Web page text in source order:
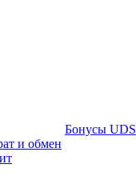
и обмен
Бонусы UDS